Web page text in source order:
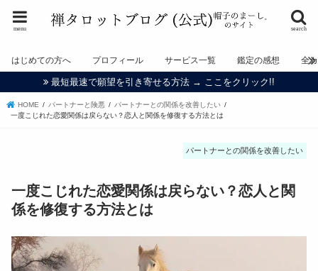
search
menu
はじめての方へ プロフィール サービス一覧 鑑定の感想 全
最短最速で願望を引き寄せる方法 → ここをクリック!!
HOME パートナーと険悪
パートナーとの関係を改善したい
一度こじれた恋愛関係は戻らない？恋人と関係を修復する方法とは
パートナーとの関係を改善したい
一度こじれた恋愛関係は戻らない？恋人と関
係を修復する方法とは